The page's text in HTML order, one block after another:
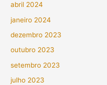
abril 2024
janeiro 2024
dezembro 2023
outubro 2023
setembro 2023
julho 2023